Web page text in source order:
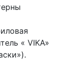
« VIKA»